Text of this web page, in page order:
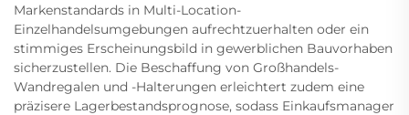
Markenstandards in Multi-Location-
Einzelhandelsumgebungen aufrechtzuerhalten oder ein
stimmiges Erscheinungsbild in gewerblichen Bauvorhaben
sicherzustellen. Die Beschaffung von Großhandels-
Wandregalen und -Halterungen erleichtert zudem eine
präzisere Lagerbestandsprognose, sodass Einkaufsmanager